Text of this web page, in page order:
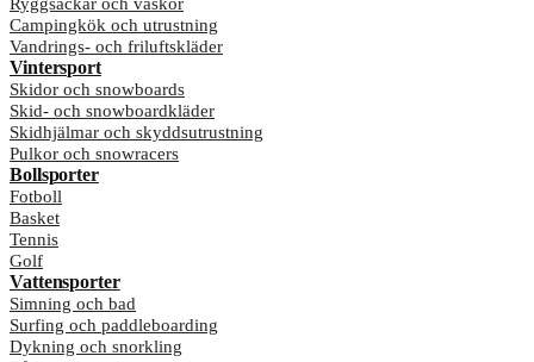
Campingkök och utrustning
Vandrings- och friluftskläder
Vintersport
Skidor och snowboards
Skid- och snowboardkläder
Skidhjälmar och skyddsutrustning
Pulkor och snowracers
Bollsporter
Fotboll
Basket
Tennis
Golf
Vattensporter
Simning och bad
Surfing och paddleboarding
Dykning och snorkling